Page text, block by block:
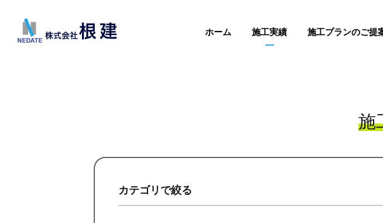
ホーム 施工実績 施工プランのご提
施
カテゴリで絞る